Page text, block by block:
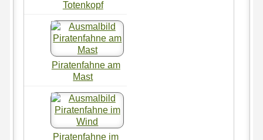
Totenkopf
Piratenfahne am
Mast
Piratenfahne im